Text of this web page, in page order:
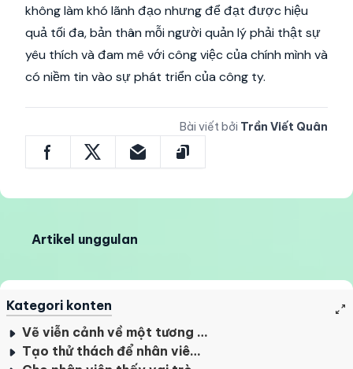
không làm khó lãnh đạo nhưng để đạt được hiệu
quả tối đa, bản thân mỗi người quản lý phải thật sự
yêu thích và đam mê với công việc của chính mình và
có niềm tin vào sự phát triển của công ty.
Bài viết bởi Trần Viết Quân
Artikel unggulan
Kategori konten
Vẽ viễn cảnh về một tương lai tốt đẹp
Tạo thử thách để nhân viên phát triển tối đa tiềm năng